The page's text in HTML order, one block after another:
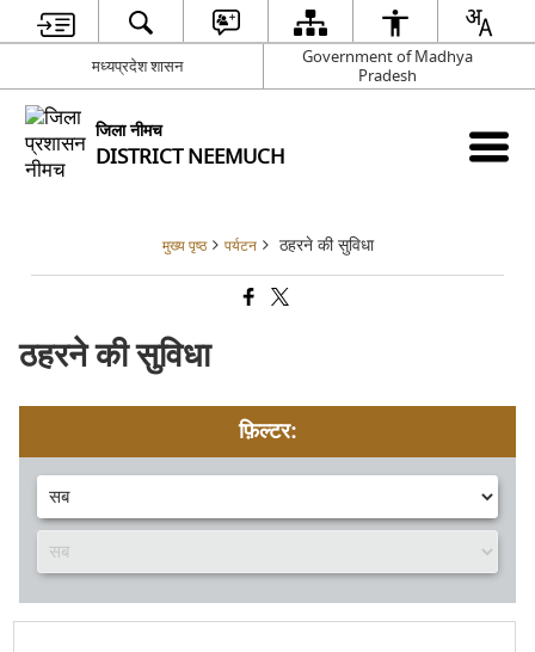
मध्यप्रदेश शासन
Government of Madhya
Pradesh
जिला नीमच
DISTRICT NEEMUCH
मुख्य पृष्ठ पर्यटन ठहरने की सुविधा
ठहरने की सुविधा
फ़िल्टर: